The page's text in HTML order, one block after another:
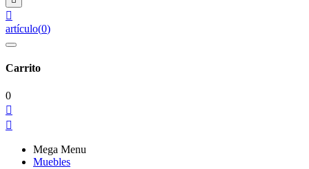

artículo(0)
Carrito
0


Mega Menu
Muebles